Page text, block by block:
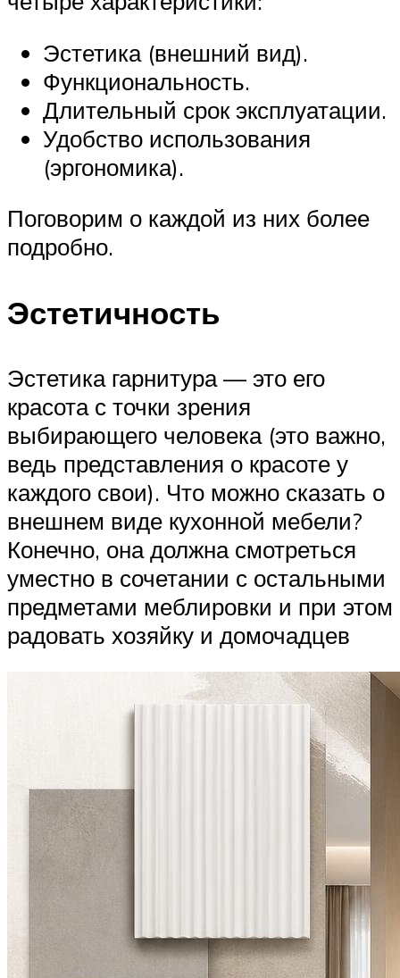
Эстетика (внешний вид).
Функциональность.
Длительный срок эксплуатации.
Удобство использования
(эргономика).
Поговорим о каждой из них более
подробно.
Эстетичность
Эстетика гарнитура — это его
красота с точки зрения
выбирающего человека (это важно,
ведь представления о красоте у
каждого свои). Что можно сказать о
внешнем виде кухонной мебели?
Конечно, она должна смотреться
уместно в сочетании с остальными
предметами меблировки и при этом
радовать хозяйку и домочадцев